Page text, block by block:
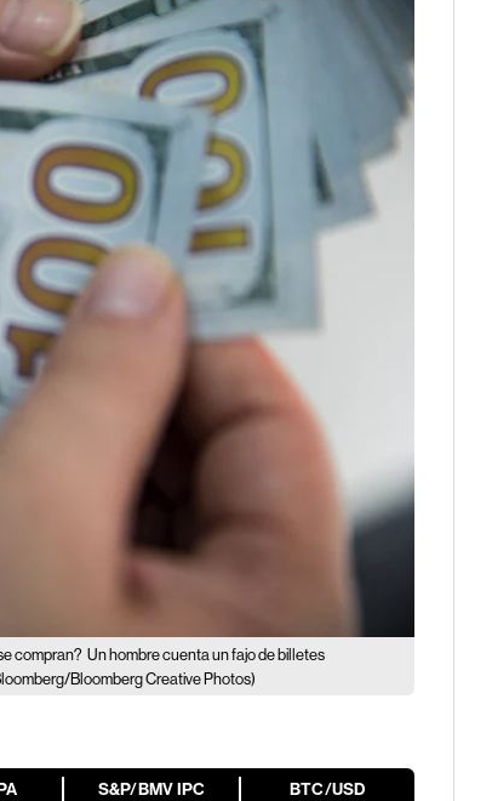
compran? Un hombre cuenta un fajo de billetes
Bloomberg Creative Photos)
S&P/BMV IPC BTC/USD